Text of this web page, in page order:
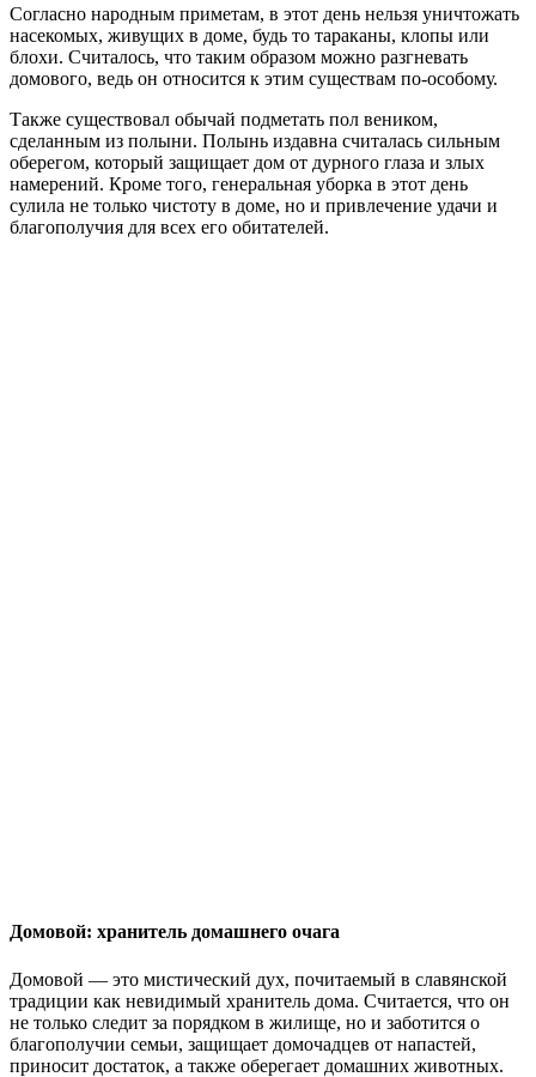
Согласно народным приметам, в этот день нельзя уничтожать
насекомых, живущих в доме, будь то тараканы, клопы или
блохи. Считалось, что таким образом можно разгневать
домового, ведь он относится к этим существам по-особому.
Также существовал обычай подметать пол веником,
сделанным из полыни. Полынь издавна считалась сильным
оберегом, который защищает дом от дурного глаза и злых
намерений. Кроме того, генеральная уборка в этот день
сулила не только чистоту в доме, но и привлечение удачи и
благополучия для всех его обитателей.
Домовой: хранитель домашнего очага
Домовой — это мистический дух, почитаемый в славянской
традиции как невидимый хранитель дома. Считается, что он
не только следит за порядком в жилище, но и заботится о
благополучии семьи, защищает домочадцев от напастей,
приносит достаток, а также оберегает домашних животных.